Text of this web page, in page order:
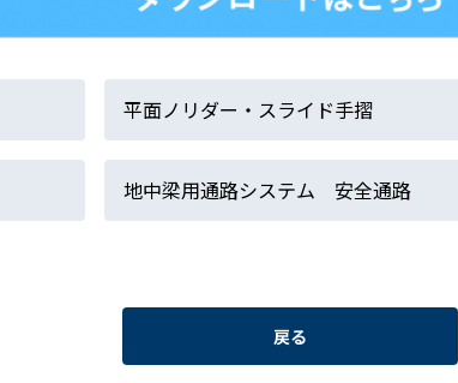
平面ノリダー・スライド手摺
地中梁用通路システム 安全通路
戻る